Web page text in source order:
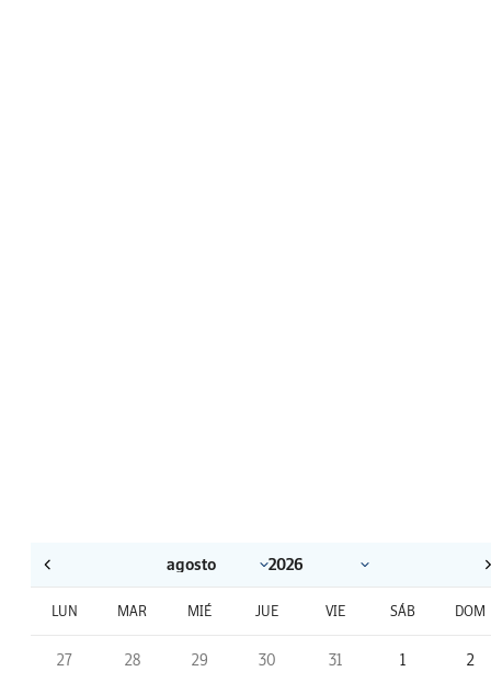
LUN MAR MIÉ JUE VIE SÁB DOM
27 28 29 30 31 1 2